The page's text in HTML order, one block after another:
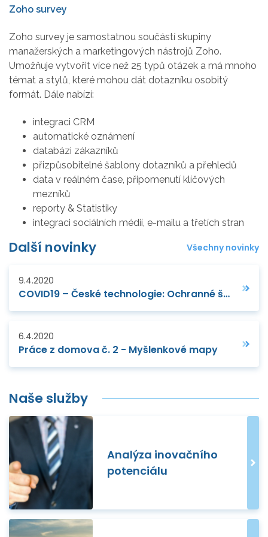
Zoho survey
Zoho survey je samostatnou součástí skupiny
manažerských a marketingových nástrojů Zoho.
Umožňuje vytvořit více než 25 typů otázek a má mnoho
témat a stylů, které mohou dát dotazníku osobitý
formát. Dále nabízí:
integraci CRM
automatické oznámení
databázi zákazníků
přizpůsobitelné šablony dotazníků a přehledů
data v reálném čase, připomenutí klíčových
mezníků
reporty & Statistiky
integraci sociálních médií, e-mailu a třetích stran
Další novinky Všechny novinky
9.4.2020
COVID19 – České technologie: Ochranné štíty pro lékaře a profesionály z 3D tisku
6.4.2020
Práce z domova č. 2 - Myšlenkové mapy
Naše služby
Analýza inovačního
potenciálu